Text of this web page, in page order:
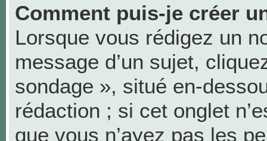
Comment puis-je créer
Lorsque vous rédigez un
message d’un sujet,
sondage », situé en-
rédaction ; si cet onglet
que vous n’ayez pas les